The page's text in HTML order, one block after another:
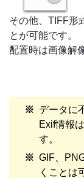
その他、TIFF形
とが可能です。
配置時は画像解
データに
Exif情報
す。
GIF、
くことは